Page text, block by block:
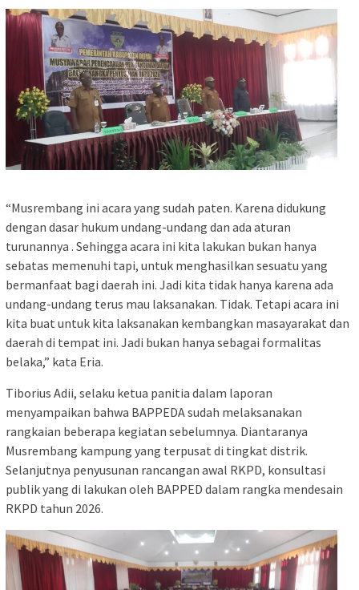
“Musrembang ini acara yang sudah paten. Karena didukung
dengan dasar hukum undang-undang dan ada aturan
turunannya . Sehingga acara ini kita lakukan bukan hanya
sebatas memenuhi tapi, untuk menghasilkan sesuatu yang
bermanfaat bagi daerah ini. Jadi kita tidak hanya karena ada
undang-undang terus mau laksanakan. Tidak. Tetapi acara ini
kita buat untuk kita laksanakan kembangkan masayarakat dan
daerah di tempat ini. Jadi bukan hanya sebagai formalitas
belaka,” kata Eria.
Tiborius Adii, selaku ketua panitia dalam laporan
menyampaikan bahwa BAPPEDA sudah melaksanakan
rangkaian beberapa kegiatan sebelumnya. Diantaranya
Musrembang kampung yang terpusat di tingkat distrik.
Selanjutnya penyusunan rancangan awal RKPD, konsultasi
publik yang di lakukan oleh BAPPED dalam rangka mendesain
RKPD tahun 2026.